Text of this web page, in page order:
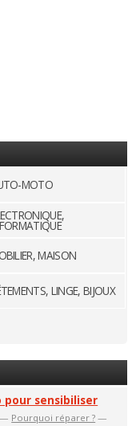
MOTO
MAISON
LINGE, BIJOUX
pour sensibiliser
— Pourquoi réparer ? —